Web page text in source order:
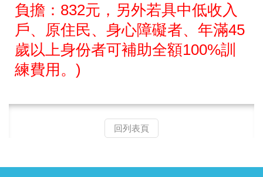
負擔：832元，另外若具中低收入
戶、原住民、身心障礙者、年滿45
歲以上身份者可補助全額100%訓
練費用。)
回列表頁